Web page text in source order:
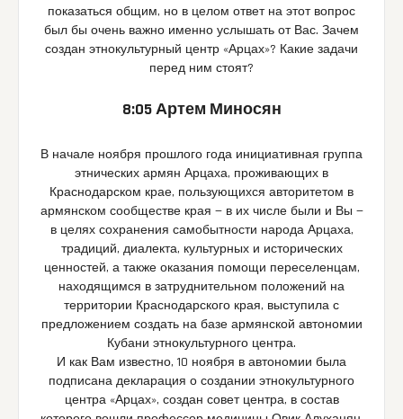
показаться общим, но в целом ответ на этот вопрос
был бы очень важно именно услышать от Вас. Зачем
создан этнокультурный центр «Арцах»? Какие задачи
перед ним стоят?
8:05 Артем Миносян
В начале ноября прошлого года инициативная группа
этнических армян Арцаха, проживающих в
Краснодарском крае, пользующихся авторитетом в
армянском сообществе края — в их числе были и Вы —
в целях сохранения самобытности народа Арцаха,
традиций, диалекта, культурных и исторических
ценностей, а также оказания помощи переселенцам,
находящимся в затруднительном положений на
территории Краснодарского края, выступила с
предложением создать на базе армянской автономии
Кубани этнокультурного центра.
И как Вам известно, 10 ноября в автономии была
подписана декларация о создании этнокультурного
центра «Арцах», создан совет центра, в состав